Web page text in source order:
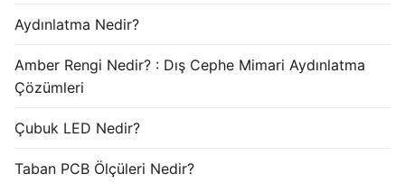
Aydınlatma Nedir?
Amber Rengi Nedir? : Dış Cephe Mimari Aydınlatma
Çözümleri
Çubuk LED Nedir?
Taban PCB Ölçüleri Nedir?